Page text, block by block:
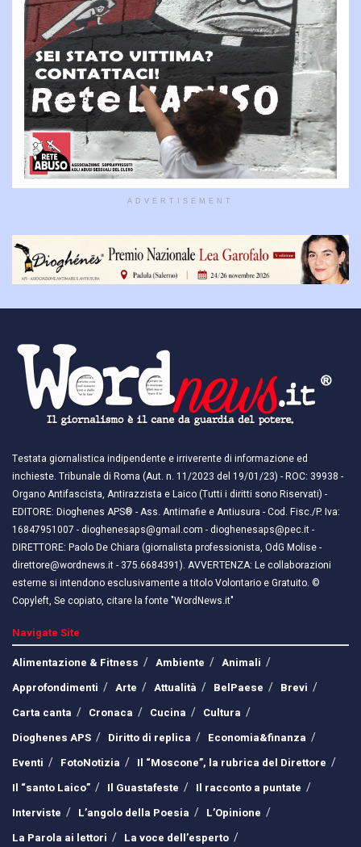
ADVERTISEMENT
Testata giornalistica indipendente e irriverente di informazione ed
inchieste. Tribunale di Roma (Aut. n. 11/2023 del 19/01/23) - ROC: 39938 -
Organo Antifascista, Antirazzista e Laico (Tutti i diritti sono Riservati) -
EDITORE: Dioghenes APS® - Ass. Antimafie e Antiusura - Cod. Fisc./P. Iva:
16847951007 - dioghenesaps@gmail.com - dioghenesaps@pec.it - ​​
DIRETTORE: Paolo De Chiara (giornalista professionista, OdG Molise -
direttore@wordnews.it - ​​375.6684391). AVVERTENZA: Le collaborazioni
esterne si intendono esclusivamente a titolo Volontario e Gratuito. ©
Copyleft, Se copiato, citare la fonte "WordNews.it"
Navigate Site
Alimentazione & Fitness
Ambiente
Animali
Approfondimenti
Arte Attualità BelPaese
Brevi
Carta canta
Cronaca Cucina
Cultura
Dioghenes APS
Diritto di replica
Economia&finanza
Eventi
FotoNotizia
Il “Moscone”, la rubrica del Direttore
Il “santo Laico”
Il Guastafeste
Il racconto a puntate
Interviste
L’angolo della Poesia
L’Opinione
La Parola ai lettori
La voce dell’esperto